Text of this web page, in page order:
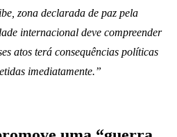
zona declarada de paz pela
internacional deve compreender
atos terá consequências políticas
imediatamente.”